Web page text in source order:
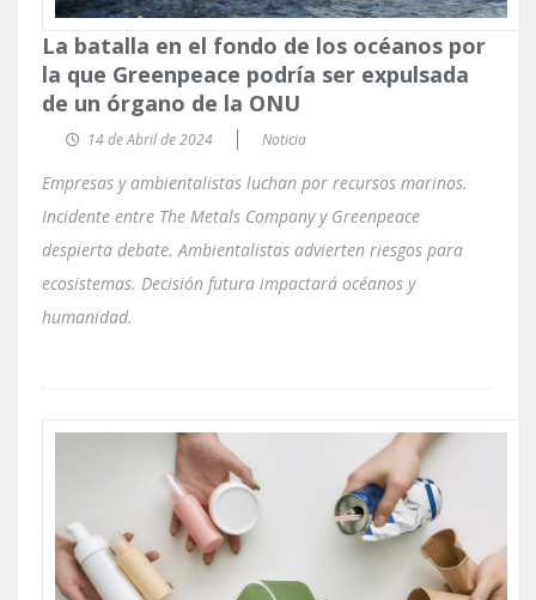
La batalla en el fondo de los océanos por
la que Greenpeace podría ser expulsada
de un órgano de la ONU
14 de Abril de 2024 Noticia
Empresas y ambientalistas luchan por recursos marinos.
Incidente entre The Metals Company y Greenpeace
despierta debate. Ambientalistas advierten riesgos para
ecosistemas. Decisión futura impactará océanos y
humanidad.